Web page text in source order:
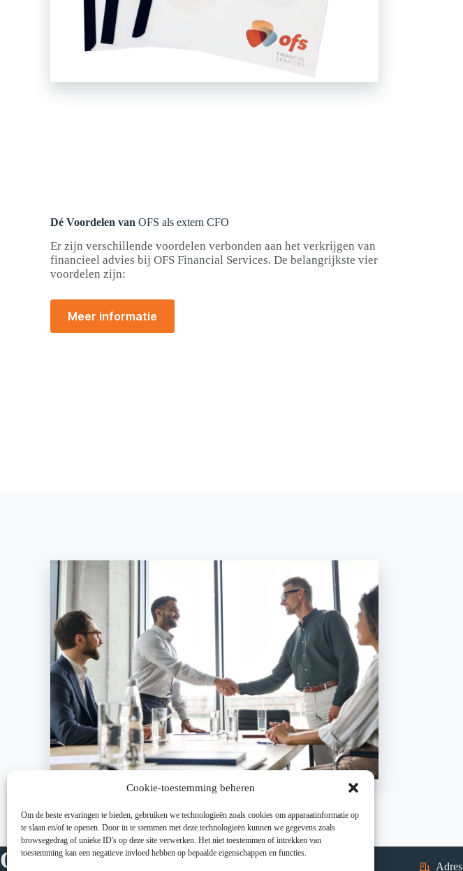
Cookie-toestemming beheren
Om de beste ervaringen te bieden, gebruiken we technologieën zoals cookies om apparaatinformatie op
te slaan en/of te openen. Door in te stemmen met deze technologieën kunnen we gegevens zoals
browsegedrag of unieke ID's op deze site verwerken. Het niet toestemmen of intrekken van
toestemming kan een negatieve invloed hebben op bepaalde eigenschappen en functies.
Dé Voordelen van OFS als extern CFO
Er zijn verschillende voordelen verbonden aan het verkrijgen van
financieel advies bij OFS Financial Services. De belangrijkste vier
voordelen zijn:
Meer informatie
OFS Financial Services Adres